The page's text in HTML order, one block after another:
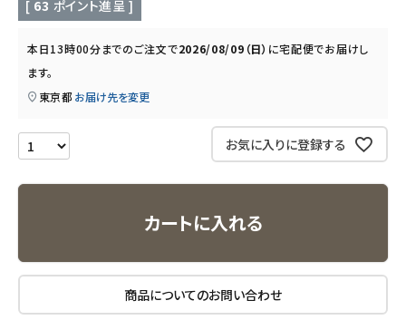
キッチン用品
フード・ドリンク
ブランド
定期購入
オリジナルブランド
[ 63 ポイント進呈 ]
本日13時00分までのご注文で2026/08/09（日） に宅配便でお届けし
ます。
東京都 お届け先を変更
お気に入りに登録する
カートに入れる
商品についてのお問い合わせ